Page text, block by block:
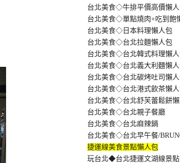
台北美食◇牛排平價高價懶
台北美食◇單點燒肉+吃到飽
台北美食◇日本料理懶人包
台北美食◇台北拉麵懶人包
台北美食◇台北韓式料理懶
台北美食◇台北義大利麵懶
台北美食◇台北碳烤吐司懶
台北美食◇台北港式飲茶懶
台北美食◇台北舒芙蕾鬆餅
台北美食◇台北親子餐廳
台北美食◇台北麻辣鍋
台北美食◇台北早午餐/
捷運線美食景點懶人包
玩台北◆台北捷運文湖線景